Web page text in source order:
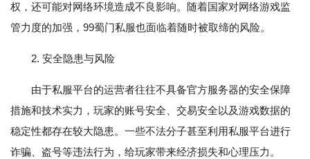
权，还可能对网络环境造成不良影响。随着国家对网络游戏监
管力度的加强，99蜀门私服也面临着随时被取缔的风险。
2. 安全隐患与风险
由于私服平台的运营者往往不具备官方服务器的安全保障
措施和技术实力，玩家的账号安全、交易安全以及游戏数据的
稳定性都存在较大隐患。一些不法分子甚至利用私服平台进行
诈骗、盗号等违法行为，给玩家带来经济损失和心理压力。